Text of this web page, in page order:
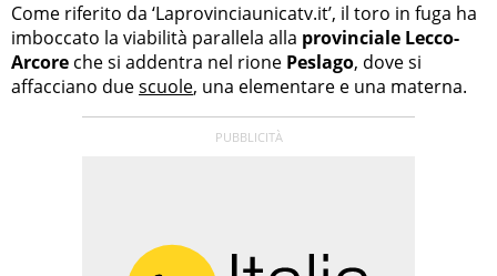
Come riferito da ‘Laprovinciaunicatv.it’, il toro in fuga ha
imboccato la viabilità parallela alla provinciale Lecco-
Arcore che si addentra nel rione Peslago, dove si
affacciano duescuole, una elementare e una materna.